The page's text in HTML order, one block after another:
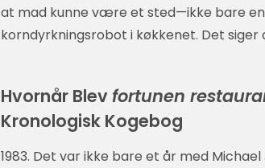
at mad kunne være et sted—ikke bare en
korndyrkningsrobot i køkkenet. Det siger
Hvornår Blevfortunen
Kronologisk Kogebog
1983. Det var ikke bare et år med